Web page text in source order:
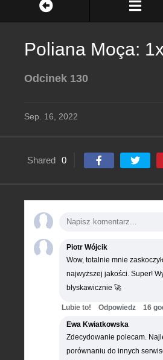
Poliana Moça:
Odcinek 130
Sep. 16, 2022
Shared 0
Piotr Wójcik
Wow, totalnie mnie
najwyższej jakości. Super!
błyskawicznie 🚀
Lubie to! Odpowiedz
16
Ewa Kwiatkowska
Zdecydowanie polecam.
porównaniu do innych